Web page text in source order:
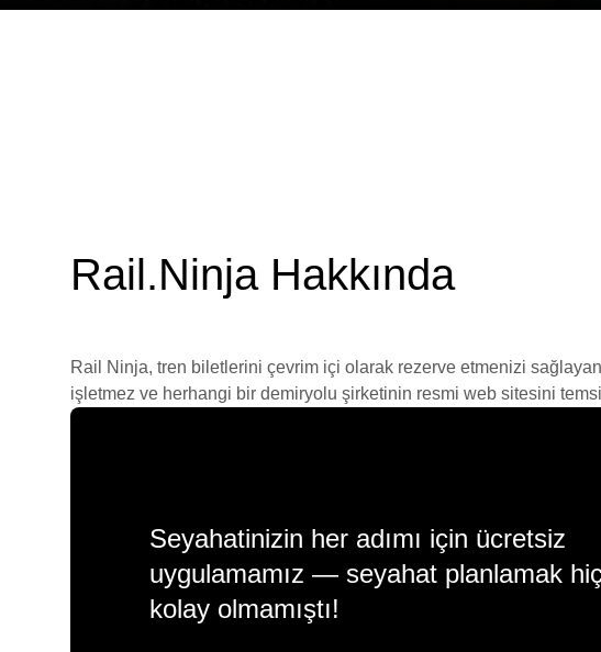
Rail.Ninja Hakkında
Rail Ninja, tren biletlerini çevrim içi olarak rezerve etmenizi
işletmez ve herhangi bir demiryolu şirketinin resmi web sitesini
Seyahatinizin her adımı için ücretsiz
uygulamamız — seyahat planlamak
kolay olmamıştı!